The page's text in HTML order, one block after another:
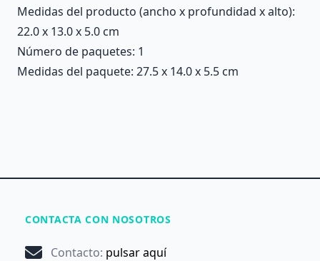
Medidas del producto (ancho x profundidad x alto):
22.0 x 13.0 x 5.0 cm
Número de paquetes: 1
Medidas del paquete: 27.5 x 14.0 x 5.5 cm
CONTACTA CON NOSOTROS
Contacto: pulsar aquí